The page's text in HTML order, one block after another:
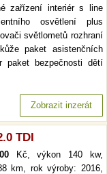
zařízení interiér s line
osvětlení plus
světlometů rozhraní
paket asistenčních
paket bezpečnosti dětí
Zobrazit inzerát
TDI
Kč, výkon 140 kw,
km, rok výroby: 2016,